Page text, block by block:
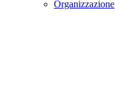
Organizzazione